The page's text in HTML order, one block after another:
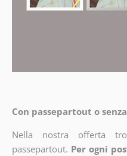
Con passepartout o
Nella nostra offerta
passepartout. Per ogni